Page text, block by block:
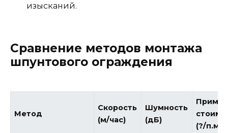
изысканий.
Сравнение методов монтажа
шпунтового ограждения
Метод
Скорость
(м/час)
Шумность
(дБ)
(?/п.м)